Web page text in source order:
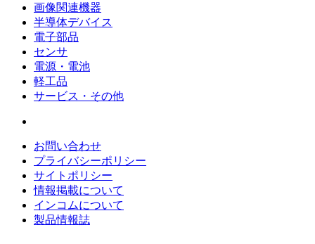
画像関連機器
半導体デバイス
電子部品
センサ
電源・電池
軽工品
サービス・その他
お問い合わせ
プライバシーポリシー
サイトポリシー
情報掲載について
インコムについて
製品情報誌